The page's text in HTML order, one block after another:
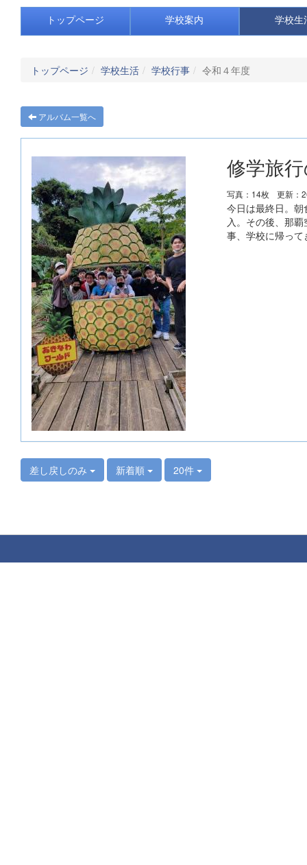
トップページ 学校案内 学校生
トップページ 学校生活 学校行事 令和４年度
アルバム一覧へ
修学旅
写真：14枚 更新：
今日は最終日。
入。その後、那
事、学校に帰って
差し戻しのみ 新着順 20件